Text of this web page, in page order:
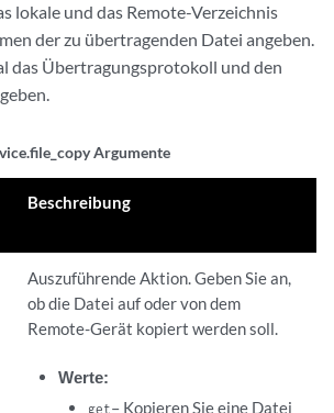
lokale und das Remote-Verzeichnis
der zu übertragenden Datei angeben.
das Übertragungsprotokoll und den
Argumente
Beschreibung
Auszuführende Aktion. Geben Sie an,
ob die Datei auf oder von dem
Remote-Gerät kopiert werden soll.
Werte:
get– Kopieren Sie eine Datei